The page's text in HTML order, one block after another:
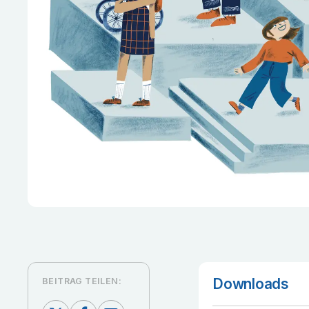
Downloads
BEITRAG TEILEN: